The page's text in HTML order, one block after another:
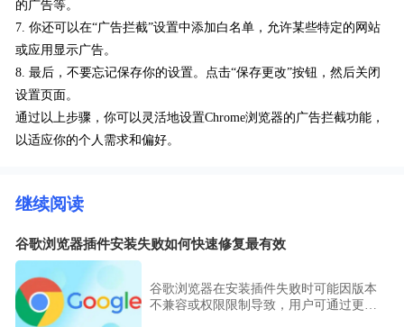
的广告等。
7. 你还可以在“广告拦截”设置中添加白名单，允许某些特定的网站
或应用显示广告。
8. 最后，不要忘记保存你的设置。点击“保存更改”按钮，然后关闭
设置页面。
通过以上步骤，你可以灵活地设置Chrome浏览器的广告拦截功能，
以适应你的个人需求和偏好。
继续阅读
谷歌浏览器插件安装失败如何快速修复最有效
谷歌浏览器在安装插件失败时可能因版本
不兼容或权限限制导致，用户可通过更新